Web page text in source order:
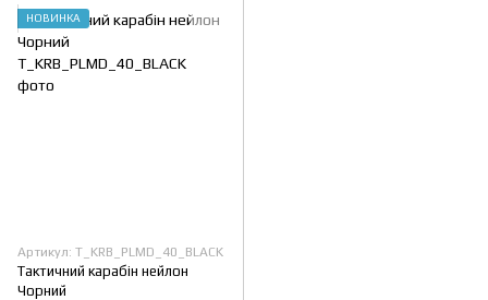
НОВИНКА
Артикул: T_KRB_PLMD_40_BLACK
Тактичний карабін нейлон
Чорний